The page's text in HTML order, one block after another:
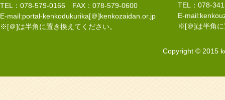
TEL：078-579-0166 FAX：078-579-0600
E-mail:portal-kenkodukurika[＠]kenkozaidan.or.jp
※[＠]は半角に置き換えてください。
TEL：078-
E-
※[＠]は半角に
Copyright © 2015